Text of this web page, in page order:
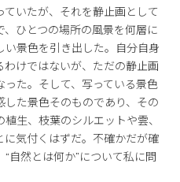
いたが、それを静止画として
ひとつの場所の風景を何層に
景色を引き出した。自分自身
けではないが、ただの静止画
た。そして、写っている景色
た景色そのものであり、その
生、枝葉のシルエットや雲、
気付くはずだ。不確かだが確
自然とは何か”について私に問